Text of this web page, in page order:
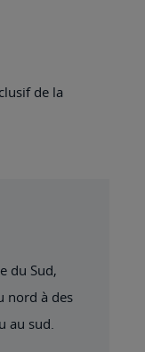
de la
du Sud,
nord à des
au sud.